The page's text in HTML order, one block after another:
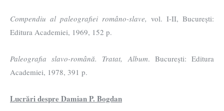
Compendiu al paleografiei româno-slave, vol. I-II, București:
Editura Academiei, 1969, 152 p.
Paleografia slavo-română. Tratat, Album. București: Editura
Academiei, 1978, 391 p.
Lucrări despre Damian P. Bogdan